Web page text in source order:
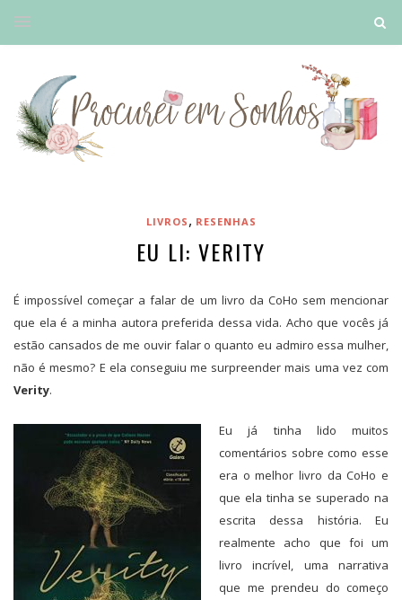
LIVROS , RESENHAS
EU LI: VERITY
É impossível começar a falar de um livro da CoHo sem mencionar
que ela é a minha autora preferida dessa vida. Acho que vocês já
estão cansados de me ouvir falar o quanto eu admiro essa mulher,
não é mesmo? E ela conseguiu me surpreender mais uma vez com
Verity.
Eu já tinha lido muitos
comentários sobre como esse
era o melhor livro da CoHo e
que ela tinha se superado na
escrita dessa história. Eu
realmente acho que foi um
livro incrível, uma narrativa
que me prendeu do começo